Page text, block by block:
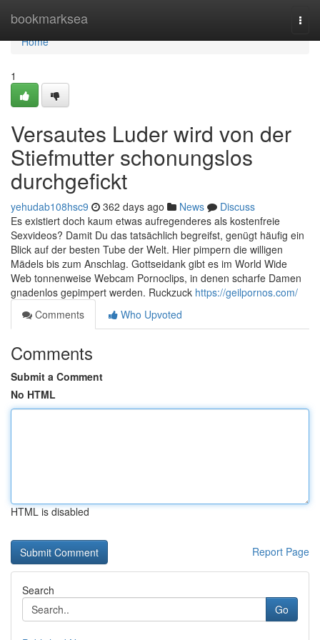
bookmarksea
Home
Home
1
Versautes Luder wird von der
Stiefmutter schonungslos
durchgefickt
yehudab108hsc9 362 days ago News
Discuss
Es existiert doch kaum etwas aufregenderes als kostenfreie
Sexvideos? Damit Du das tatsächlich begreifst, genügt häufig ein
Blick auf der besten Tube der Welt. Hier pimpern die willigen
Mädels bis zum Anschlag. Gottseidank gibt es im World Wide
Web tonnenweise Webcam Pornoclips, in denen scharfe Damen
gnadenlos gepimpert werden. Ruckzuck https://geilpornos.com/
Comments
Who Upvoted
Comments
Submit a Comment
No HTML
HTML is disabled
Report Page
Search
Go